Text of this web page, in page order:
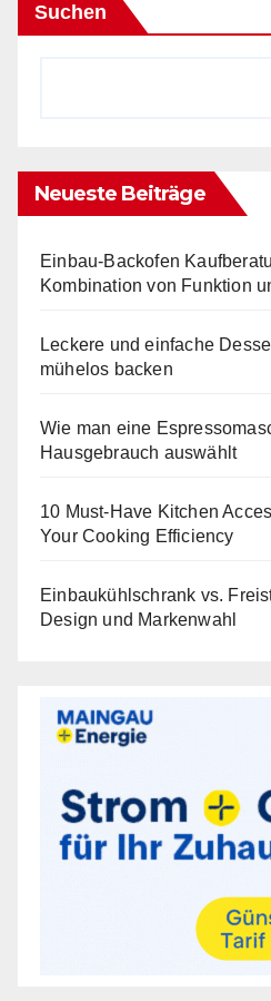
Suchen
Neueste Beiträge
Einbau-Backofen
Kombination von Funktion
Leckere und einfache
mühelos backen
Wie man eine
Hausgebrauch auswählt
10 Must-Have Kitchen
Your Cooking Efficiency
Einbaukühlschrank vs.
Design und Markenwahl